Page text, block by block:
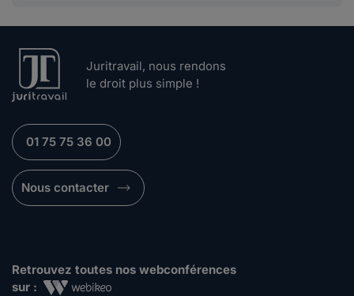
Juritravail, nous rendons
le droit plus simple !
01 75 75 36 00
Nous contacter
Retrouvez toutes nos webconférences
sur :